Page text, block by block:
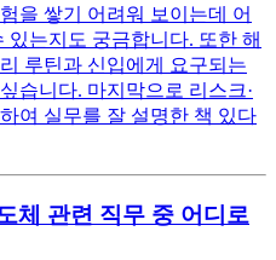
을 쌓기 어려워 보이는데 어
있는지도 궁금합니다. 또한 해
루틴과 신입에게 요구되는
습니다. 마지막으로 리스크·
여 실무를 잘 설명한 책 있다
체 관련 직무 중 어디로